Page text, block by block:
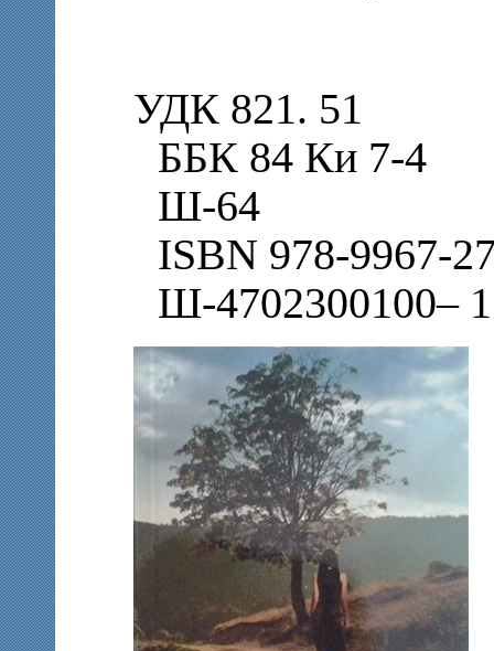
УДК 821. 51
ББК 84 Ки 7-4
Ш-64
ISBN 978-9967-
Ш-4702300100–